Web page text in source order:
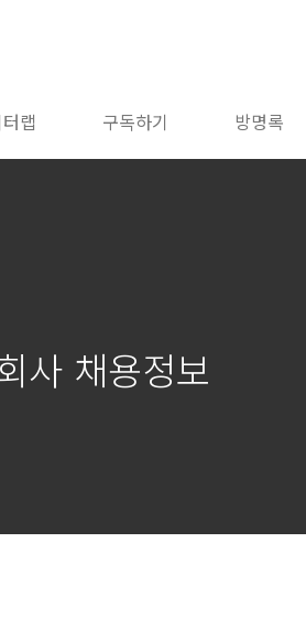
랩 구독하기 방명록
사 채용정보